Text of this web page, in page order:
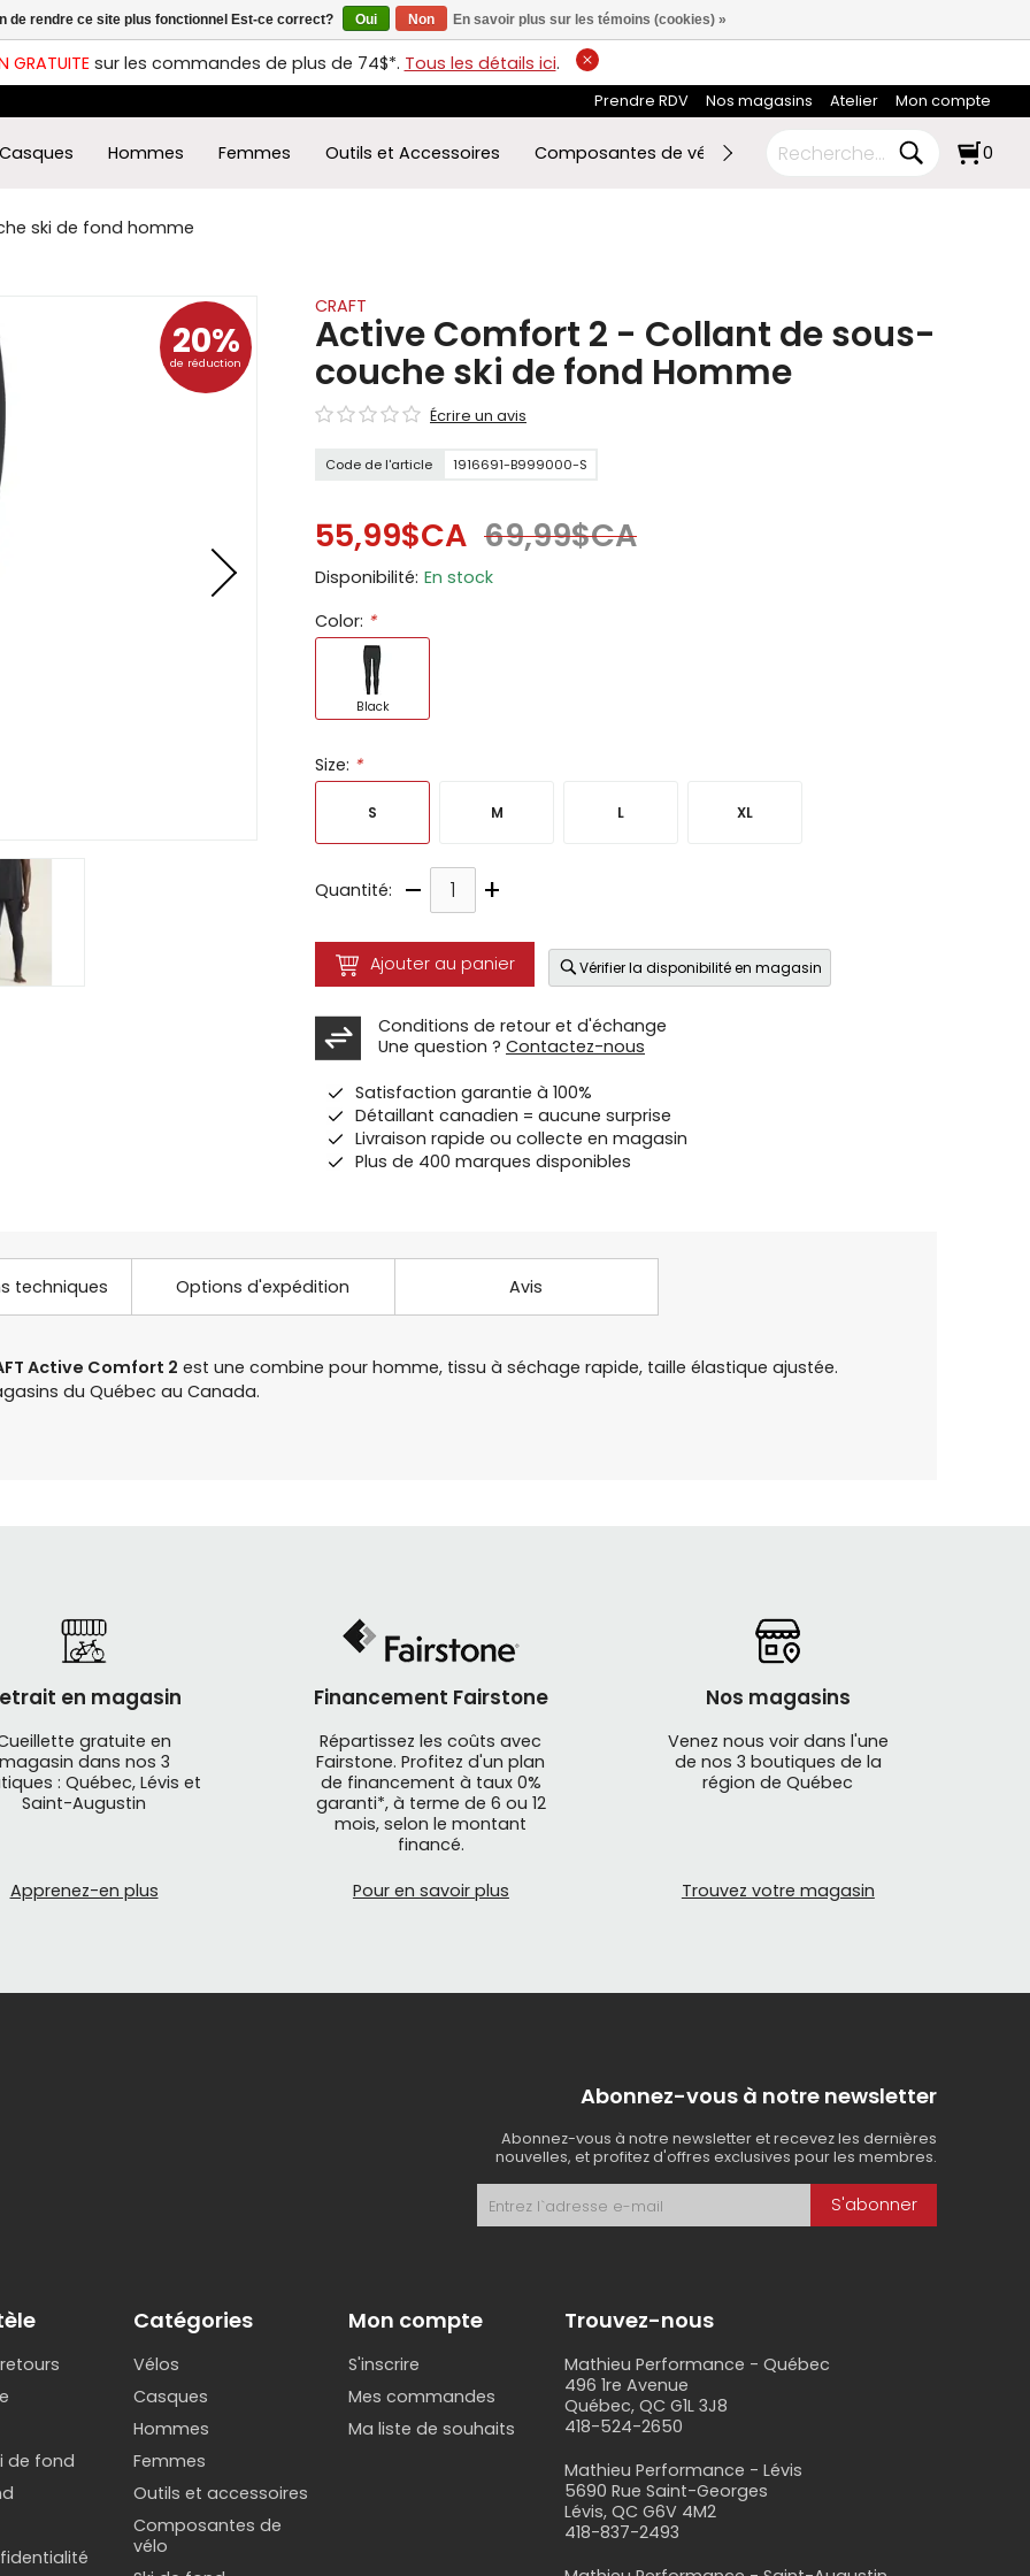
GRATUITEsur les commandes de plus de 74$*. Tous les détails ici.
Prendre RDV Nos magasins Atelier Mon compte
Casques Hommes Femmes Outils et Accessoires Composantes de vélo Ski de fond RABAIS FIN DE
0
ski de fond homme
20%
de réduction
CRAFT
Active Comfort 2 - Collant de sous-
couche ski de fond Homme
Écrire un avis
Code de l'article 1916691-B999000-S
55,99$CA 69,99$CA
Disponibilité: En stock
Color: *
Black
Size: *
S M L XL
Quantité: – +
Ajouter au panier Vérifier la disponibilité en magasin
Conditions de retour et d'échange
Une question ? Contactez-nous
Satisfaction garantie à 100%
Détaillant canadien = aucune surprise
Livraison rapide ou collecte en magasin
Plus de 400 marques disponibles
techniques Options d'expédition Avis
Active Comfort 2 est une combine pour homme, tissu à séchage rapide, taille élastique ajustée.
du Québec au Canada.
en magasin
gratuite en
magasin dans nos 3
: Québec, Lévis et
Saint-Augustin
Apprenez-en plus
Financement Fairstone
Répartissez les coûts avec
Fairstone. Profitez d'un plan
de financement à taux 0%
garanti*, à terme de 6 ou 12
mois, selon le montant
financé.
Pour en savoir plus
Nos magasins
Venez nous voir dans l'une
de nos 3 boutiques de la
région de Québec
Trouvez votre magasin
Abonnez-vous à notre newsletter
Abonnez-vous à notre newsletter et recevez les dernières
nouvelles, et profitez d'offres exclusives pour les membres.
S'abonner
de fond
Catégories
Vélos
Casques
Hommes
Femmes
Outils et accessoires
Composantes de
vélo
Mon compte
S'inscrire
Mes commandes
Ma liste de souhaits
Trouvez-nous
Mathieu Performance - Québec
496 1re Avenue
Québec, QC G1L 3J8
418-524-2650
Mathieu Performance - Lévis
5690 Rue Saint-Georges
Lévis, QC G6V 4M2
418-837-2493
de rendre ce site plus fonctionnel Est-ce correct? Oui Non En savoir plus sur les témoins (cookies) »